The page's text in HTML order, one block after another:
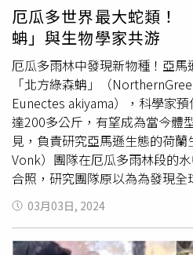
常現象。儘管如此，女子的胸部
規則的腫塊，於是她決定先後
她胸部內的不明注射填充物「並
上海交大附屬第九人民醫院整
性質大部分都是「油膏狀物體」
房重建手術，並重新植入假體，
量沖洗不明填充物，但女子體內
因此醫生警告未來可能會存在一
析技術研究院檢測人員表示，該
檢測結果竟出現動物源的蛋白
猩
等物種源的相關蛋白。據報
醫生2010年時曾向國家專利局
的相關技術，但沒有通過，而
厄瓜多世界最大蛇類！
蚺」與生物學家共游
厄瓜多雨林中發現新物種！亞
「北方綠森蚺」（
Eunectes akiyama），科學家
達200多公斤，有望成為當今體
見，負責研究亞馬遜生態的荷
Vonk）團隊在厄瓜多雨林段的
合照，研究團隊原以為為發現
（green anaconda學名
全新物種。根據《路透社》引
（Diversity）上所公布的一項研
03月03日, 2024